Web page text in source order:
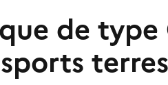
de type